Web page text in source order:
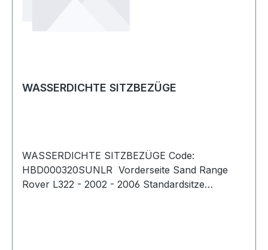
WASSERDICHTE SITZBEZÜGE
WASSERDICHTE SITZBEZÜGE Code:
HBD000320SUNLR Vorderseite Sand Range
Rover L322 - 2002 - 2006 Standardsitze